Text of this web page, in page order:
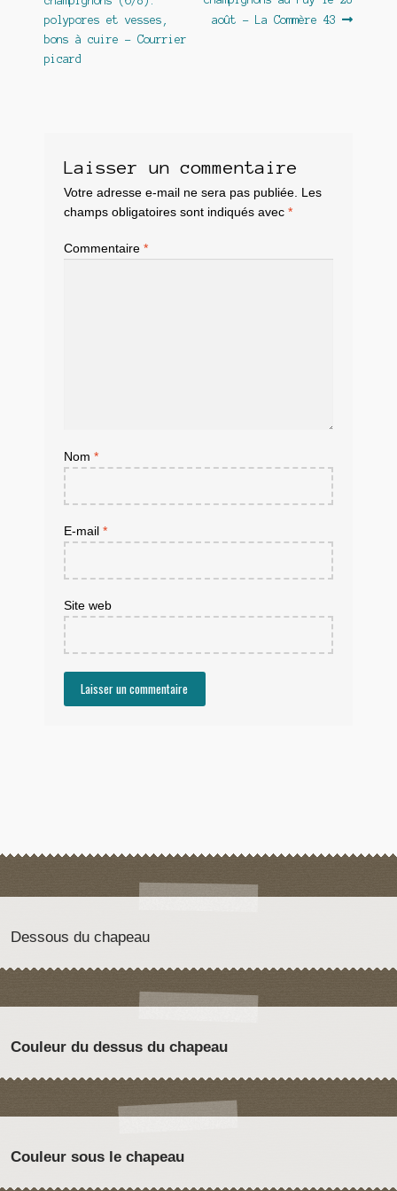
de
l’article
polypores et vesses,
bons à cuire – Courrier
picard
août – La Commère 43
Laisser un commentaire
Votre adresse e-mail ne sera pas publiée.
Les
champs obligatoires sont indiqués avec *
Commentaire *
Nom *
E-mail *
Site web
Dessous du chapeau
Couleur du dessus du chapeau
Couleur sous le chapeau